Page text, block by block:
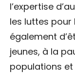
l’expertise
les luttes pour
également
jeunes, à la
populations